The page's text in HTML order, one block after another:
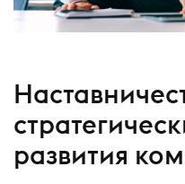
развития